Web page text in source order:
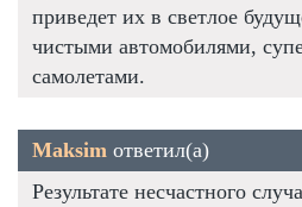
приведет их в светлое
чистыми автомобилями,
самолетами.
Maksim ответил(а)
Результате несчастного